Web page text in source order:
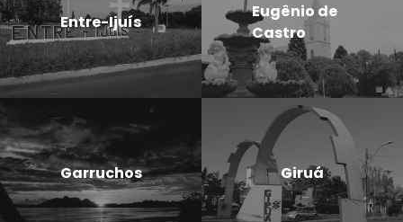
Entre-Ijuís
Eugênio de
Castro
Garruchos Giruá